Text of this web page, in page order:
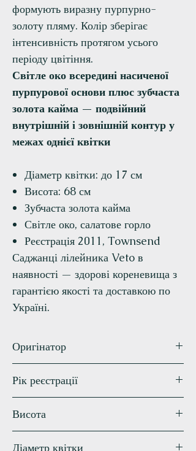
формують виразну пурпурно-
золоту пляму. Колір зберігає
інтенсивність протягом усього
періоду цвітіння.
Світле око всередині насиченої
пурпурової основи плюс зубчаста
золота кайма — подвійний
внутрішній і зовнішній контур у
межах однієї квітки
Діаметр квітки: до 17 см
Висота: 68 см
Зубчаста золота кайма
Світле око, салатове горло
Реєстрація 2011, Townsend
Саджанці лілейника Veto в
наявності — здорові кореневища з
гарантією якості та доставкою по
Україні.
Оригінатор
Рік реєстрації
Висота
Діаметр квітки